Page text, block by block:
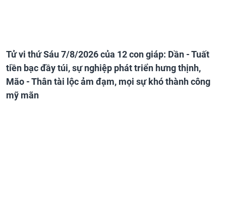
Tử vi thứ Sáu 7/8/2026 của 12 con giáp: Dần - Tuất
tiền bạc đầy túi, sự nghiệp phát triển hưng thịnh,
Mão - Thân tài lộc ảm đạm, mọi sự khó thành công
mỹ mãn